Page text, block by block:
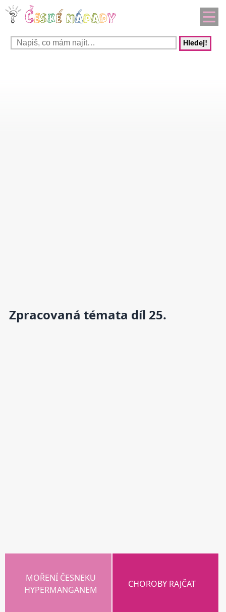
Hledej!
Zpracovaná témata díl 25.
MOŘENÍ ČESNEKU
HYPERMANGANEM
CHOROBY RAJČAT